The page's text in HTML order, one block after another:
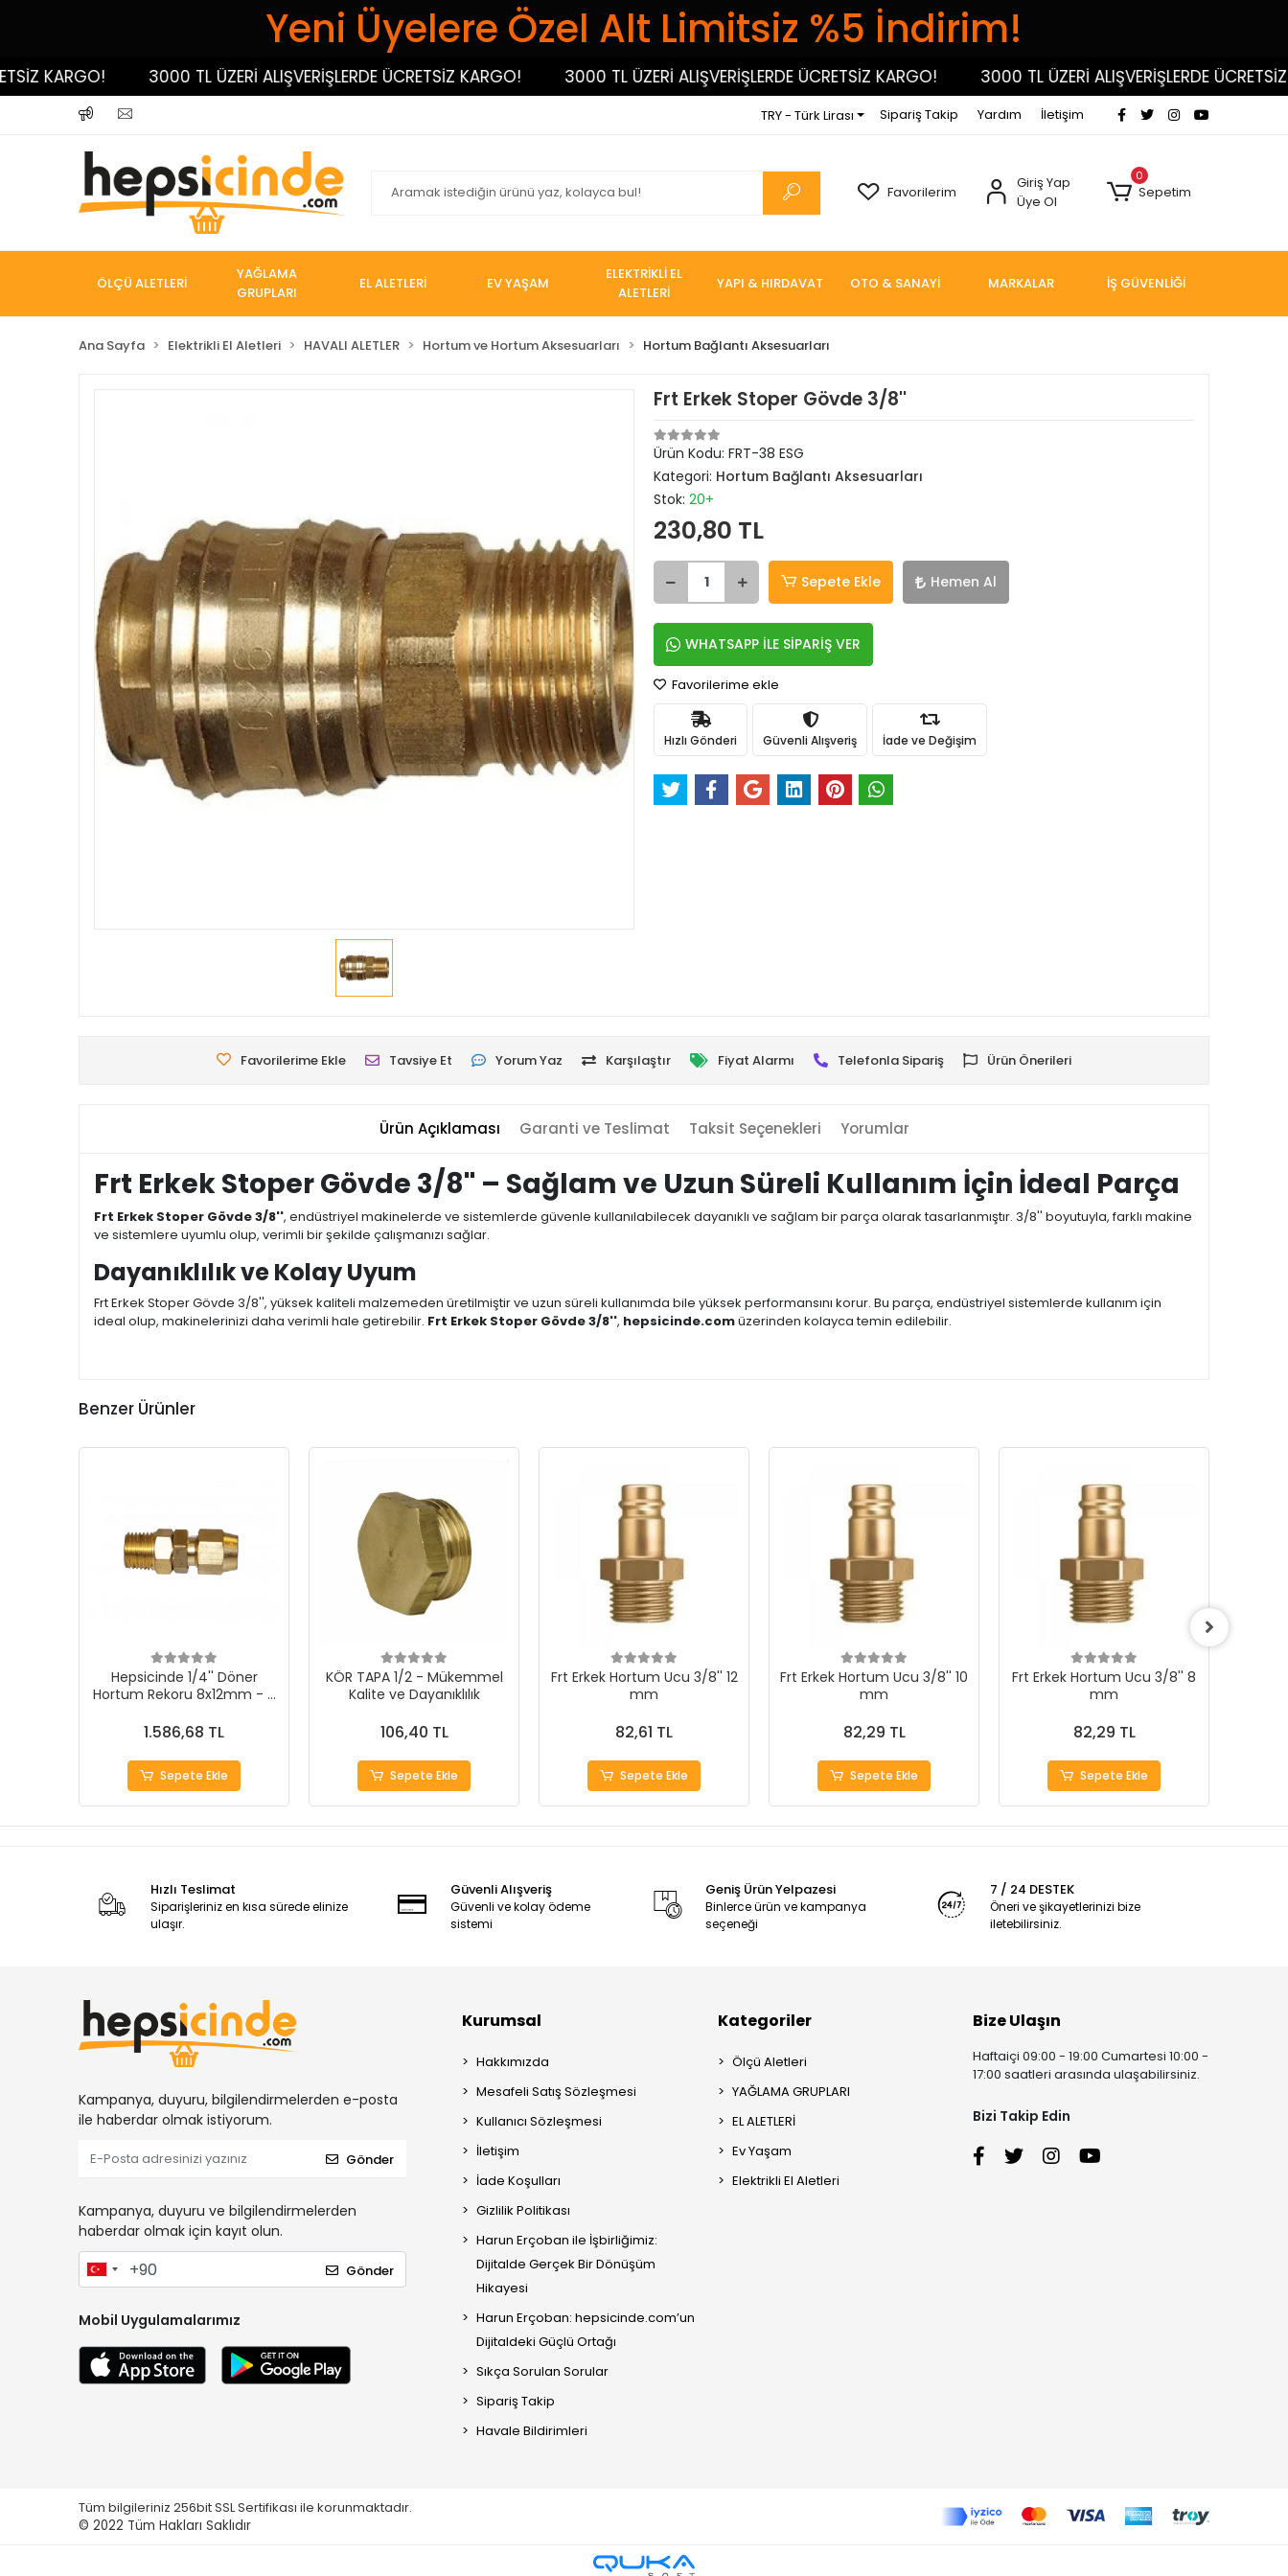
Yeni Üyelere Özel Alt Limitsiz %5 İndirim!
KARGO! 3000 TL ÜZERİ ALIŞVERİŞLERDE ÜCRETSİZ KARGO! 3000 TL ÜZERİ ALIŞVERİŞLERDE ÜCRETSİZ KARGO! 3000 TL ÜZERİ ALIŞVERİŞLERDE ÜCRETSİZ
TRY - Türk Lirası Sipariş Takip Yardım İletişim
Favorilerim
Giriş Yap
Üye Ol
0
Sepetim
ÖLÇÜ ALETLERİ
YAĞLAMA
GRUPLARI
EL ALETLERİ EV YAŞAM
ELEKTRİKLİ EL
ALETLERİ
YAPI & HIRDAVAT OTO & SANAYİ MARKALAR İŞ GÜVENLİĞİ
Ana Sayfa Elektrikli El Aletleri HAVALI ALETLER Hortum ve Hortum Aksesuarları Hortum Bağlantı Aksesuarları
Frt Erkek Stoper Gövde 3/8''
Ürün Kodu: FRT-38 ESG
Kategori: Hortum Bağlantı Aksesuarları
Stok: 20+
230,80 TL
Sepete Ekle Hemen Al
WHATSAPP İLE SİPARİŞ VER
Favorilerime ekle
Hızlı Gönderi Güvenli Alışveriş İade ve Değişim
Favorilerime Ekle Tavsiye Et Yorum Yaz Karşılaştır Fiyat Alarmı Telefonla Sipariş Ürün Önerileri
Ürün Açıklaması Garanti ve Teslimat Taksit Seçenekleri Yorumlar
Frt Erkek Stoper Gövde 3/8'' – Sağlam ve Uzun Süreli Kullanım İçin İdeal Parça
Frt Erkek Stoper Gövde 3/8'', endüstriyel makinelerde ve sistemlerde güvenle kullanılabilecek dayanıklı ve sağlam bir parça olarak tasarlanmıştır. 3/8'' boyutuyla, farklı makine
ve sistemlere uyumlu olup, verimli bir şekilde çalışmanızı sağlar.
Dayanıklılık ve Kolay Uyum
Frt Erkek Stoper Gövde 3/8'', yüksek kaliteli malzemeden üretilmiştir ve uzun süreli kullanımda bile yüksek performansını korur. Bu parça, endüstriyel sistemlerde kullanım için
ideal olup, makinelerinizi daha verimli hale getirebilir. Frt Erkek Stoper Gövde 3/8'', hepsicinde.comüzerinden kolayca temin edilebilir.
Benzer Ürünler
Hepsicinde 1/4'' Döner
Hortum Rekoru 8x12mm - 5
1.586,68 TL
Sepete Ekle
KÖR TAPA 1/2 - Mükemmel
Kalite ve Dayanıklılık
106,40 TL
Sepete Ekle
Frt Erkek Hortum Ucu 3/8'' 12
mm
82,61 TL
Sepete Ekle
Frt Erkek Hortum Ucu 3/8'' 10
mm
82,29 TL
Sepete Ekle
Frt Erkek Hortum Ucu 3/8'' 8
mm
82,29 TL
Sepete Ekle
Hızlı Teslimat
Siparişleriniz en kısa sürede elinize
ulaşır.
Güvenli Alışveriş
Güvenli ve kolay ödeme
sistemi
Geniş Ürün Yelpazesi
Binlerce ürün ve kampanya
seçeneği
7 / 24 DESTEK
Öneri ve şikayetlerinizi bize
iletebilirsiniz.
Kampanya, duyuru, bilgilendirmelerden e-posta
ile haberdar olmak istiyorum.
Gönder
Kampanya, duyuru ve bilgilendirmelerden
haberdar olmak için kayıt olun.
Gönder
Mobil Uygulamalarımız
Kurumsal
Hakkımızda
Mesafeli Satış Sözleşmesi
Kullanıcı Sözleşmesi
İletişim
İade Koşulları
Gizlilik Politikası
Harun Erçoban ile İşbirliğimiz:
Dijitalde Gerçek Bir Dönüşüm
Hikayesi
Harun Erçoban: hepsicinde.com’un
Dijitaldeki Güçlü Ortağı
Sıkça Sorulan Sorular
Sipariş Takip
Havale Bildirimleri
Kategoriler
Ölçü Aletleri
YAĞLAMA GRUPLARI
EL ALETLERİ
Ev Yaşam
Elektrikli El Aletleri
Bize Ulaşın
Haftaiçi 09:00 - 19:00 Cumartesi 10:00 -
17:00 saatleri arasında ulaşabilirsiniz.
Bizi Takip Edin
Tüm bilgileriniz 256bit SSL Sertifikası ile korunmaktadır.
© 2022 Tüm Hakları Saklıdır